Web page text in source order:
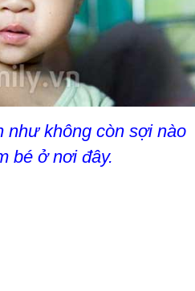
như không còn sợi nào
bé ở nơi đây.